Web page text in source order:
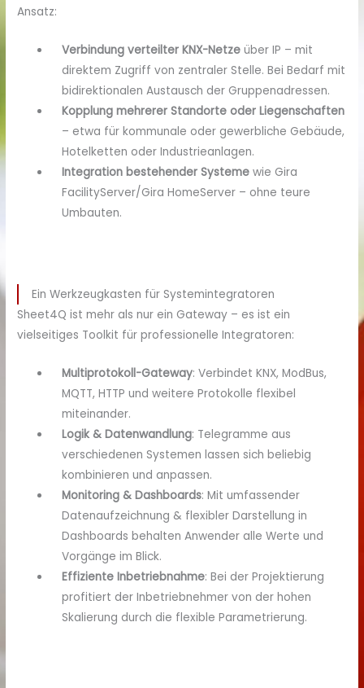
Ansatz:
Verbindung verteilter KNX-Netzeüber IP – mit
direktem Zugriff von zentraler Stelle. Bei Bedarf mit
bidirektionalen Austausch der Gruppenadressen.
Kopplung mehrerer Standorte oder Liegenschaften
– etwa für kommunale oder gewerbliche Gebäude,
Hotelketten oder Industrieanlagen.
Integration bestehender Systemewie Gira
FacilityServer/Gira HomeServer – ohne teure
Umbauten.
Ein Werkzeugkasten für Systemintegratoren
Sheet4Q ist mehr als nur ein Gateway – es ist ein
vielseitiges Toolkit für professionelle Integratoren:
Multiprotokoll-Gateway: Verbindet KNX, ModBus,
MQTT, HTTP und weitere Protokolle flexibel
miteinander.
Logik & Datenwandlung: Telegramme aus
verschiedenen Systemen lassen sich beliebig
kombinieren und anpassen.
Monitoring & Dashboards: Mit umfassender
Datenaufzeichnung & flexibler Darstellung in
Dashboards behalten Anwender alle Werte und
Vorgänge im Blick.
Effiziente Inbetriebnahme: Bei der Projektierung
profitiert der Inbetriebnehmer von der hohen
Skalierung durch die flexible Parametrierung.